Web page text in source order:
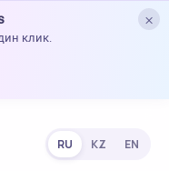
×
клик.
RU KZ EN